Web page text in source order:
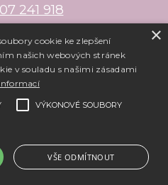
241 918
shopu Shop5.cz
×
cookie ke zlepšení
našich webových stránek
v souladu s našimi zásadami
VÝKONOVÉ SOUBORY
VŠE ODMÍTNOUT